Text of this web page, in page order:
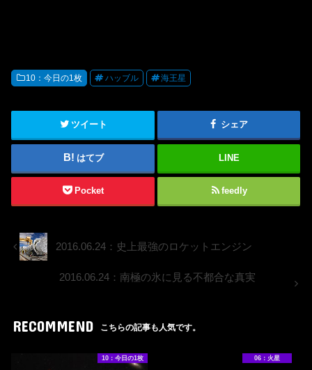
10：今日の1枚 ハッブル 海王星
ツイート シェア
はてブ LINE
Pocket feedly
2016.06.24：史上最強のロケットエンジン
2016.06.24：南極の氷に見る不都合な真実
RECOMMEND こちらの記事も人気です。
10：今日の1枚 06：火星